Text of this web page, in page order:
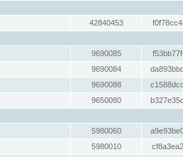
42840453
9690085
9690084
9690088
9650080
5980060
5980010